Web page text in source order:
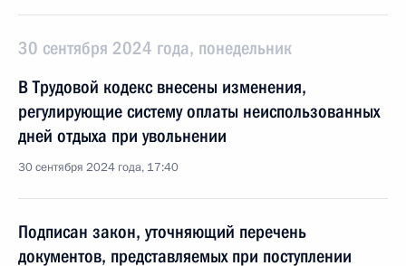
30 сентября 2024 года, понедельник
В Трудовой кодекс внесены изменения,
регулирующие систему оплаты неиспользованных
дней отдыха при увольнении
30 сентября 2024 года, 17:40
Подписан закон, уточняющий перечень
документов, представляемых при поступлении